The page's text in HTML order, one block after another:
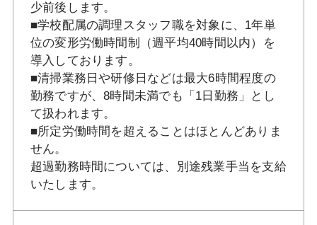
少前後します。
■学校配属の調理スタッフ職を対象に、1年単
位の変形労働時間制（週平均40時間以内）を
導入しております。
■清掃業務日や研修日などは最大6時間程度の
勤務ですが、8時間未満でも「1日勤務」とし
て扱われます。
■所定労働時間を超えることはほとんどありま
せん。
超過勤務時間については、別途残業手当を支給
いたします。